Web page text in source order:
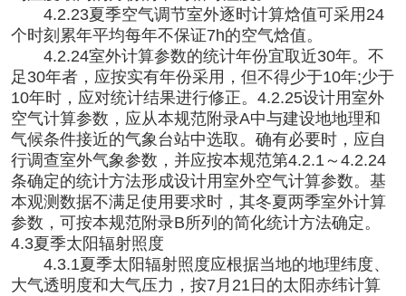
4.2.23夏季空气调节室外逐时计算焓值可采用24
个时刻累年平均每年不保证7h的空气焓值。
4.2.24室外计算参数的统计年份宜取近30年。不
足30年者，应按实有年份采用，但不得少于10年;少于
10年时，应对统计结果进行修正。4.2.25设计用室外
空气计算参数，应从本规范附录A中与建设地地理和
气候条件接近的气象台站中选取。确有必要时，应自
行调查室外气象参数，并应按本规范第4.2.1～4.2.24
条确定的统计方法形成设计用室外空气计算参数。基
本观测数据不满足使用要求时，其冬夏两季室外计算
参数，可按本规范附录B所列的简化统计方法确定。
4.3夏季太阳辐射照度
4.3.1夏季太阳辐射照度应根据当地的地理纬度、
大气透明度和大气压力，按7月21日的太阳赤纬计算